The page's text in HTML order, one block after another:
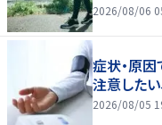
2026/08/06
症状・原
注意した
2026/08/05